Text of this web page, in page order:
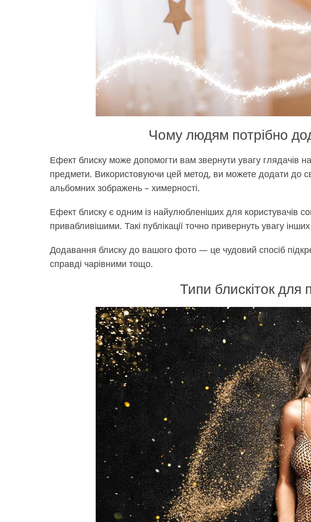
Чому людям потрібно
Ефект блиску може допомогти вам звернути увагу глядачів
предмети. Використовуючи цей метод, ви можете додати до
альбомних зображень – химерності.
Ефект блиску є одним із найулюбленіших для користувачів
привабливішими. Такі публікації точно привернуть увагу
Додавання блиску до вашого фото — це чудовий спосіб
справді чарівними тощо.
Типи блискіток